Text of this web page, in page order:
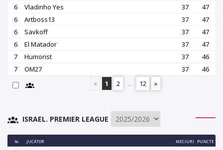
6
Vladinho Yes 37
47
6
Artboss13 37
47
6
Savkoff 37
47
6
El Matador 37
47
7
Humorist 37
46
7
OM27 37
46
«
1 2 ... 12 »
ISRAEL. PREMIER LEAGUE
№ JUCĂTOR MECIURI PUNCTE